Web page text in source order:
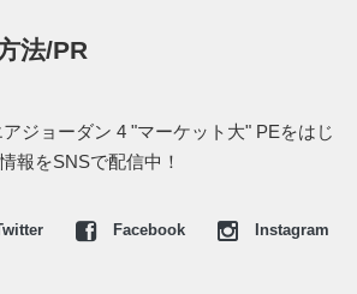
が手にできるPEモデルならではのラ
ーシングチーム"23XI RACING(23XIレー
レディックがNASCARのレースを制し
ていたことだ。本来はマーケット大学の
法/PR
アジョーダン 4 "マーケット大" PEをはじ
報をSNSで配信中！
Facebook Instagram